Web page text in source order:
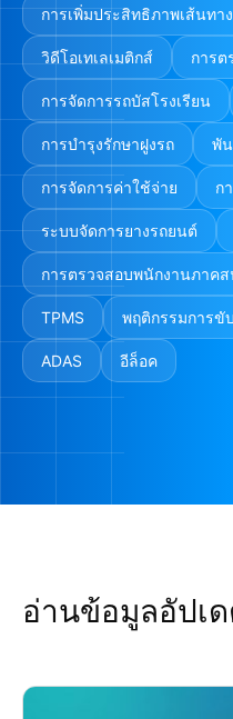
การเพิ่มประสิทธิภาพเส้นทาง
วิดีโอเทเลเมติกส์ การต
การจัดการรถบัสโรงเรียน
การบำรุงรักษาฝูงรถ พั
การจัดการค่าใช้จ่าย ก
ระบบจัดการยางรถยนต์
การตรวจสอบพนักงานภาค
TPMS พฤติกรรมการขั
ADAS อีล็อค
อ่านข้อมูลอัปเด